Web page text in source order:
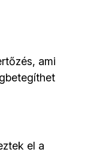
ami
el a